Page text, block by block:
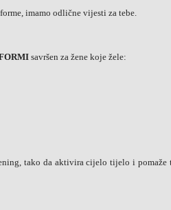
imamo odlične vijesti za tebe.
savršen za žene koje žele:
tako da aktivira cijelo tijelo i pomaže